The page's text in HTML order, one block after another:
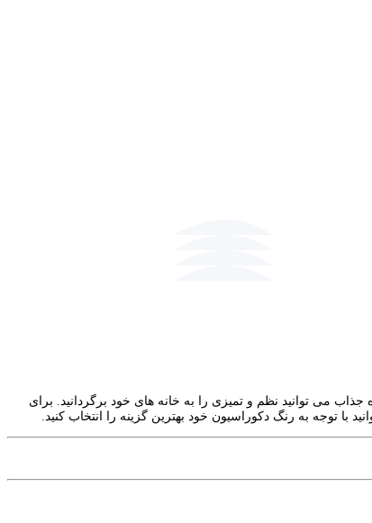
جذاب می توانید نظم و تمیزی را به خانه های خود برگردانید. برای
توجه به رنگ دکوراسیون خود بهترین گزینه را انتخاب کنید.